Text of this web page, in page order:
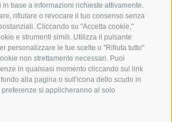
base a informazioni richieste attivamente.
rifiutare o revocare il tuo consenso senza
Cliccando su "Accetta cookie,"
e strumenti simili. Utilizza il pulsante
personalizzare le tue scelte o "Rifiuta tutto"
non strettamente necessari. Puoi
in qualsiasi momento cliccando sul link
alla pagina o sull'icona dello scudo in
si applicheranno al solo
News
Facebook
Instagram
Linkedin
Youtube